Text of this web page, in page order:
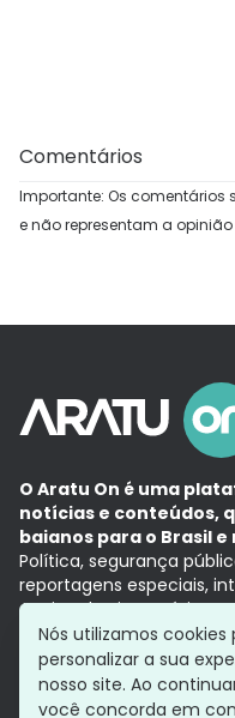
Comentários
Importante: Os comentários
e não representam a opinião
O Aratu On é uma
notícias e conteúdos,
baianos para o Brasil
Política, segurança
reportagens especiais,
Aqui, tudo vira notícia e
com a credibilidade do
Grupo Aratu
Política
Nós utilizamos
personalizar a sua
nosso site. Ao
você concorda em